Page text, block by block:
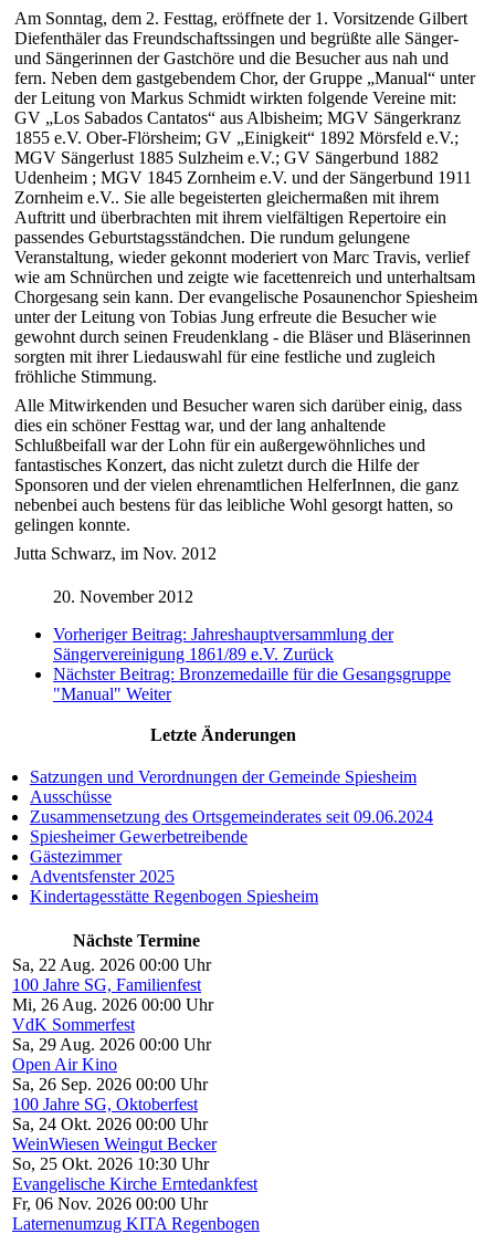
Am Sonntag, dem 2. Festtag, eröffnete der 1. Vorsitzende Gilbert
Diefenthäler das Freundschaftssingen und begrüßte alle Sänger-
und Sängerinnen der Gastchöre und die Besucher aus nah und
fern. Neben dem gastgebendem Chor, der Gruppe „Manual“ unter
der Leitung von Markus Schmidt wirkten folgende Vereine mit:
GV „Los Sabados Cantatos“ aus Albisheim; MGV Sängerkranz
1855 e.V. Ober-Flörsheim; GV „Einigkeit“ 1892 Mörsfeld e.V.;
MGV Sängerlust 1885 Sulzheim e.V.; GV Sängerbund 1882
Udenheim ; MGV 1845 Zornheim e.V. und der Sängerbund 1911
Zornheim e.V.. Sie alle begeisterten gleichermaßen mit ihrem
Auftritt und überbrachten mit ihrem vielfältigen Repertoire ein
passendes Geburtstagsständchen. Die rundum gelungene
Veranstaltung, wieder gekonnt moderiert von Marc Travis, verlief
wie am Schnürchen und zeigte wie facettenreich und unterhaltsam
Chorgesang sein kann. Der evangelische Posaunenchor Spiesheim
unter der Leitung von Tobias Jung erfreute die Besucher wie
gewohnt durch seinen Freudenklang - die Bläser und Bläserinnen
sorgten mit ihrer Liedauswahl für eine festliche und zugleich
fröhliche Stimmung.
Alle Mitwirkenden und Besucher waren sich darüber einig, dass
dies ein schöner Festtag war, und der lang anhaltende
Schlußbeifall war der Lohn für ein außergewöhnliches und
fantastisches Konzert, das nicht zuletzt durch die Hilfe der
Sponsoren und der vielen ehrenamtlichen HelferInnen, die ganz
nebenbei auch bestens für das leibliche Wohl gesorgt hatten, so
gelingen konnte.
Jutta Schwarz, im Nov. 2012
20. November 2012
Vorheriger Beitrag: Jahreshauptversammlung der
Sängervereinigung 1861/89 e.V. Zurück
Nächster Beitrag: Bronzemedaille für die Gesangsgruppe
"Manual" Weiter
Letzte Änderungen
Satzungen und Verordnungen der Gemeinde Spiesheim
Ausschüsse
Zusammensetzung des Ortsgemeinderates seit 09.06.2024
Spiesheimer Gewerbetreibende
Gästezimmer
Adventsfenster 2025
Kindertagesstätte Regenbogen Spiesheim
Nächste Termine
Sa, 22 Aug. 2026 00:00 Uhr
100 Jahre SG, Familienfest
Mi, 26 Aug. 2026 00:00 Uhr
VdK Sommerfest
Sa, 29 Aug. 2026 00:00 Uhr
Open Air Kino
Sa, 26 Sep. 2026 00:00 Uhr
100 Jahre SG, Oktoberfest
Sa, 24 Okt. 2026 00:00 Uhr
WeinWiesen Weingut Becker
So, 25 Okt. 2026 10:30 Uhr
Evangelische Kirche Erntedankfest
Fr, 06 Nov. 2026 00:00 Uhr
Laternenumzug KITA Regenbogen